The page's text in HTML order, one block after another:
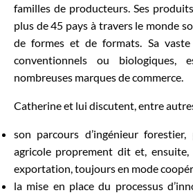
familles de producteurs. Ses
plus de 45 pays à travers le monde
de formes et de formats. Sa vaste
conventionnels ou biologiques,
nombreuses marques de commerce.
Catherine et lui discutent, entre
son parcours d’ingénieur
agricole proprement dit et,
exportation, toujours en mode
la mise en place du processus